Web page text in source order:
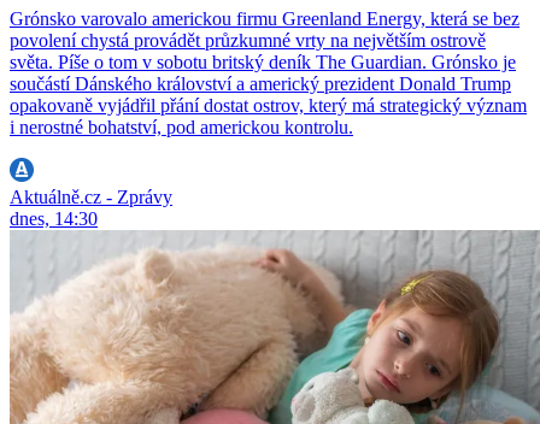
Grónsko varovalo americkou firmu Greenland Energy, která se bez
povolení chystá provádět průzkumné vrty na největším ostrově
světa. Píše o tom v sobotu britský deník The Guardian. Grónsko je
součástí Dánského království a americký prezident Donald Trump
opakovaně vyjádřil přání dostat ostrov, který má strategický význam
i nerostné bohatství, pod americkou kontrolu.
Aktuálně.cz - Zprávy
dnes, 14:30